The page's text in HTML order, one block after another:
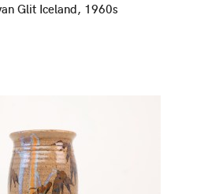
Glit Iceland, 1960s